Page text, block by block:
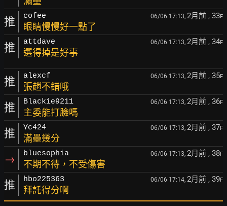
推 cofee 06/06 17:13, 2月前 , 33F
眼睛慢慢好一點了
推 attdave 06/06 17:13, 2月前 , 34F
選得掉是好事
推 alexcf 06/06 17:13, 2月前 , 35F
張趙不錯哦
推 Blackie9211 06/06 17:13, 2月前 , 36F
主委能打臉嗎
推 Yc424 06/06 17:13, 2月前 , 37F
滿壘幾分
→ bluesophia 06/06 17:13, 2月前 , 38F
不期不待，不受傷害
推 hbo225363 06/06 17:14, 2月前 , 39F
拜託得分啊